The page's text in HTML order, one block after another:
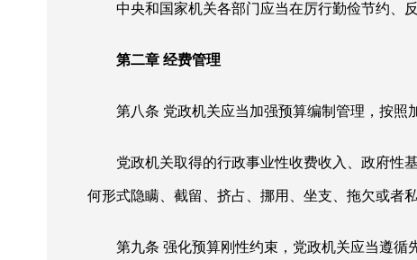
中央和国家机关各部门应当在厉行勤俭节约、
第二章 经费管理
第八条 党政机关应当加强预算编制管理，按照
党政机关取得的行政事业性收费收入、政府性
何形式隐瞒、截留、挤占、挪用、坐支、拖欠或者
第九条 强化预算刚性约束，党政机关应当遵循